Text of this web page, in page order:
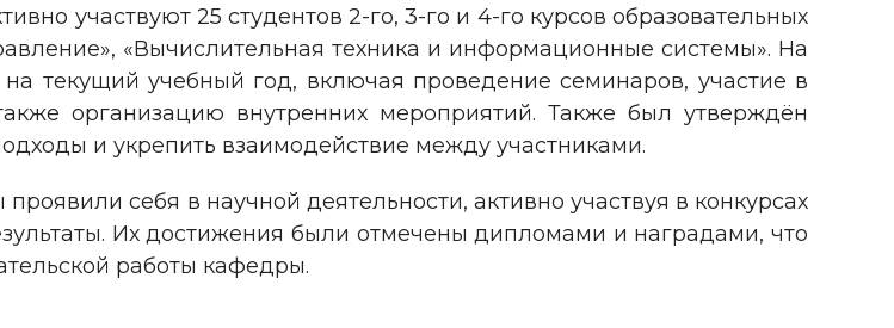
участвуют 25 студентов 2-го, 3-го и 4-го курсов образовательных
«Вычислительная техника и информационные системы». На
текущий учебный год, включая проведение семинаров, участие в
организацию внутренних мероприятий. Также был утверждён
и укрепить взаимодействие между участниками.
себя в научной деятельности, активно участвуя в конкурсах
Их достижения были отмечены дипломами и наградами, что
работы кафедры.